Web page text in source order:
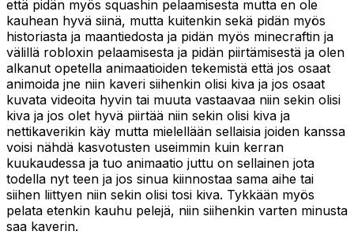
että pidän myös squashin pelaamisesta mutta en ole
kauhean hyvä siinä, mutta kuitenkin sekä pidän myös
historiasta ja maantiedosta ja pidän myös minecraftin ja
välillä robloxin pelaamisesta ja pidän piirtämisestä ja olen
alkanut opetella animaatioiden tekemistä että jos osaat
animoida jne niin kaveri siihenkin olisi kiva ja jos osaat
kuvata videoita hyvin tai muuta vastaavaa niin sekin olisi
kiva ja jos olet hyvä piirtää niin sekin olisi kiva ja
nettikaverikin käy mutta mielellään sellaisia joiden kanssa
voisi nähdä kasvotusten useimmin kuin kerran
kuukaudessa ja tuo animaatio juttu on sellainen jota
todella nyt teen ja jos sinua kiinnostaa sama aihe tai
siihen liittyen niin sekin olisi tosi kiva. Tykkään myös
pelata etenkin kauhu pelejä, niin siihenkin varten minusta
saa kaverin.